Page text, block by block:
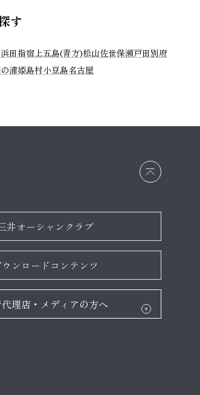
す
浜田指宿上五島(青方)松山佐世保瀬戸田別府
浦姫島村小豆島名古屋
画面
最上
井オーシャンクラブ
ウンロードコンテンツ
理店・メディアの方へ